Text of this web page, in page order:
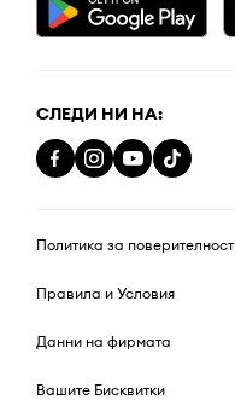
СЛЕДИ НИ НА:
Политика за поверителност
Правила и Условия
Данни на фирмата
Вашите Бисквитки